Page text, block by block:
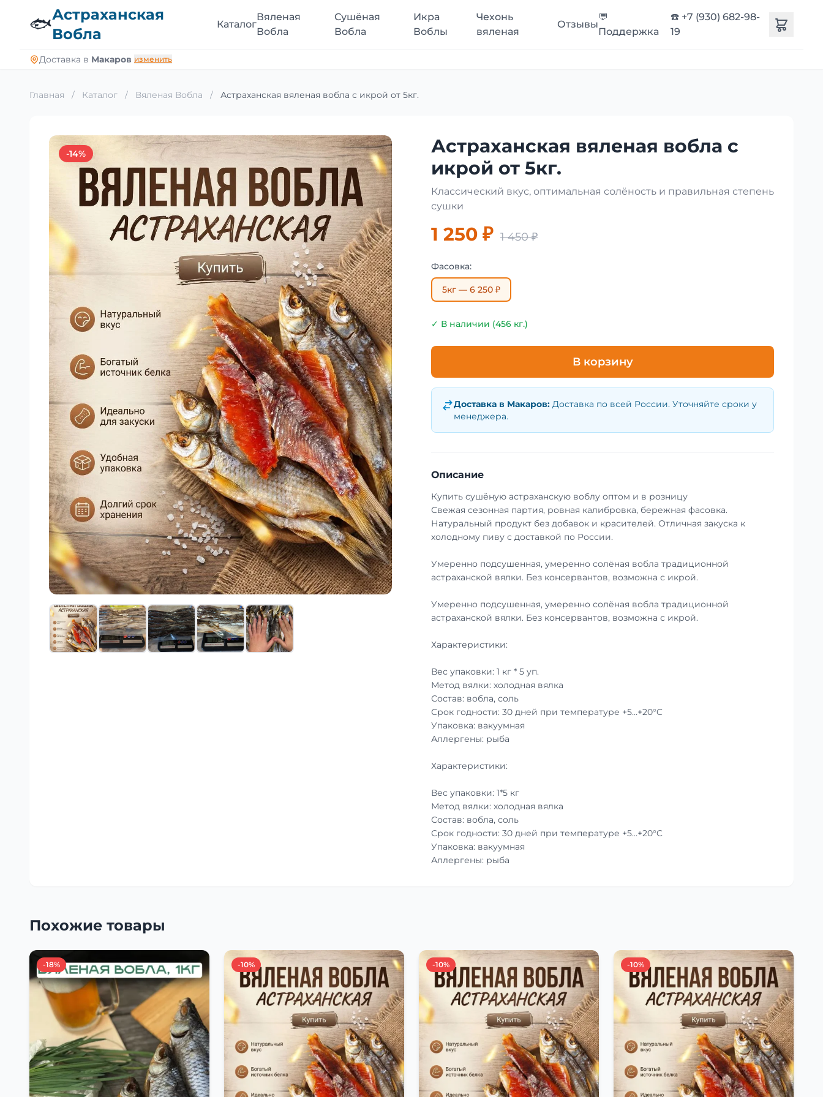
🐟Астраханская
Вобла
Каталог
Вяленая
Вобла
Сушёная
Вобла
Икра
Воблы
Чехонь
вяленая
Отзывы
💬
Поддержка
☎️ +7 (930) 682-98-
19
Доставка в Макаров изменить
Главная / Каталог / Вяленая Вобла / Астраханская вяленая вобла с икрой от 5кг.
-14%
Астраханская вяленая вобла с
икрой от 5кг.
Классический вкус, оптимальная солёность и правильная степень
сушки
1 250 ₽ 1 450 ₽
Фасовка:
5кг — 6 250 ₽
✓ В наличии (456 кг.)
В корзину
Доставка в Макаров: Доставка по всей России. Уточняйте сроки у
менеджера.
Описание
Купить сушёную астраханскую воблу оптом и в розницу
Свежая сезонная партия, ровная калибровка, бережная фасовка.
Натуральный продукт без добавок и красителей. Отличная закуска к
холодному пиву с доставкой по России.
Умеренно подсушенная, умеренно солёная вобла традиционной
астраханской вялки. Без консервантов, возможна с икрой.
Умеренно подсушенная, умеренно солёная вобла традиционной
астраханской вялки. Без консервантов, возможна с икрой.
Характеристики:
Вес упаковки: 1 кг * 5 уп.
Метод вялки: холодная вялка
Состав: вобла, соль
Срок годности: 30 дней при температуре +5…+20°C
Упаковка: вакуумная
Аллергены: рыба
Характеристики:
Вес упаковки: 1*5 кг
Метод вялки: холодная вялка
Состав: вобла, соль
Срок годности: 30 дней при температуре +5…+20°C
Упаковка: вакуумная
Аллергены: рыба
Похожие товары
-18% -10% -10% -10%